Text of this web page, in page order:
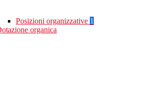
Posizioni organizzative 1
organica